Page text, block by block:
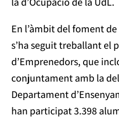
En l’àmbit del foment
s’ha seguit treballant el
d’Emprenedors, que
conjuntament amb la
Departament
han participat 3.398